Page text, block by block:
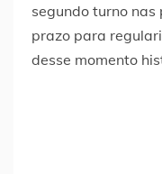
segundo turno nas
prazo para
desse momento